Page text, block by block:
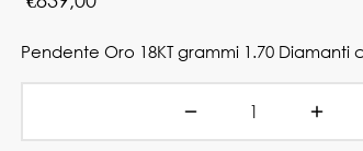
Pendente Oro 18KT grammi 1.70 Diamanti